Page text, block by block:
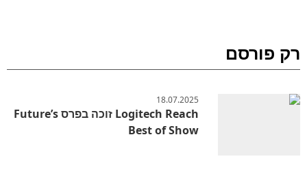
רק פורסם
18.07.2025
Logitech Reach זוכה בפרס Future’s
Best of Show